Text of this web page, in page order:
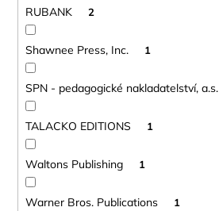
RUBANK 2
Shawnee Press, Inc. 1
SPN - pedagogické nakladatelství, a.s.
TALACKO EDITIONS 1
Waltons Publishing 1
Warner Bros. Publications 1